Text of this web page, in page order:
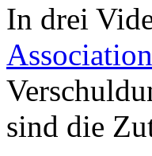
In drei
Association
sind die